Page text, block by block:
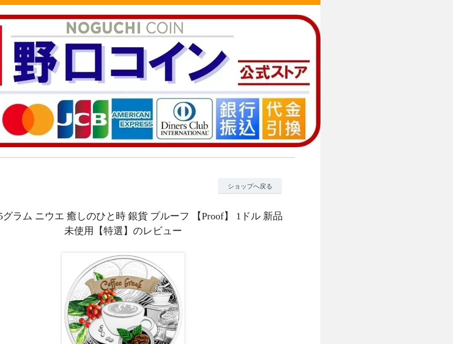
ショップへ戻る
グラム ニウエ 癒しのひと時 銀貨 プルーフ 【Proof】 1ドル 新品
未使用【特選】のレビュー